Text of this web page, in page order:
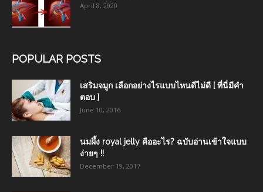
April 8, 2020
POPULAR POSTS
เสริมจมูก เลือกอย่างไรแบบไหนดีไม่ดี [ ที่นี่มีคำ
ตอบ ]
June 10, 2016
นมผึ้ง royal jelly คืออะไร? ฉบับอ่านเข้าใจแบบ
ง่ายๆ !!
December 19, 2017